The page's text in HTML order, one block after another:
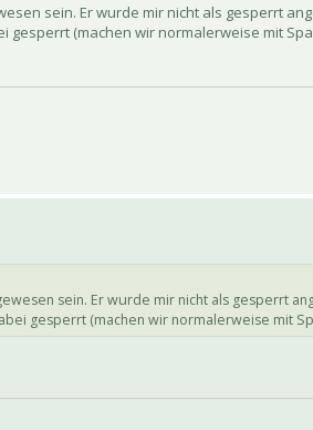
sein. Er wurde mir nicht als gesperrt
(machen wir normalerweise mit
sein. Er wurde mir nicht als gesperrt
gesperrt (machen wir normalerweise mit